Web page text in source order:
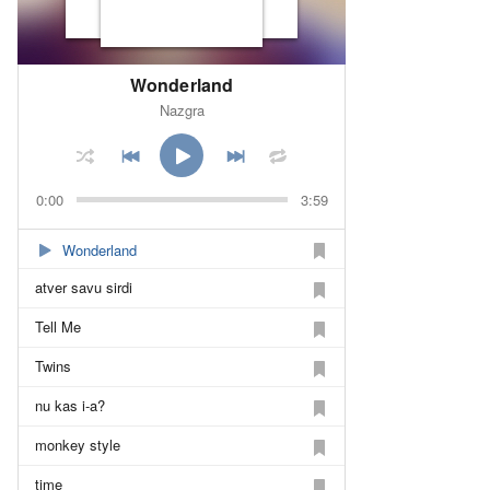
Wonderland
Nazgra
0:00 3:59
Wonderland
atver savu sirdi
Tell Me
Twins
nu kas i-a?
monkey style
time